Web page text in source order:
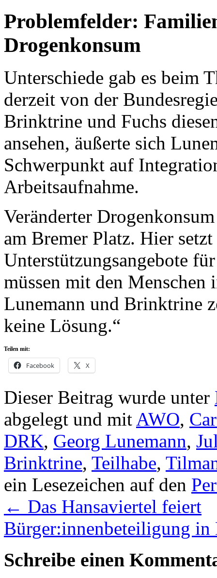
Problemfelder:
Drogenkonsum
Unterschiede gab es beim
derzeit von der
Brinktrine und Fuchs
ansehen, äußerte sich
Schwerpunkt auf
Arbeitsaufnahme.
Veränderter
am Bremer Platz. Hier
Unterstützungsangebote
müssen mit den Menschen
Lunemann und Brinktrine
keine Lösung.“
Teilen mit:
Facebook X
Dieser Beitrag wurde unter
abgelegt und mit AWO,
DRK, Georg Lunemann,
Brinktrine, Teilhabe,
ein Lesezeichen auf den
← Das Hansaviertel feiert
Bürger:innenbeteiligung
Schreibe einen